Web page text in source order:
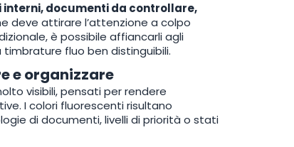
interni, documenti da controllare,
deve attirare l’attenzione a colpo
è possibile affiancarli agli
fluo ben distinguibili.
e organizzare
visibili, pensati per rendere
I colori fluorescenti risultano
di documenti, livelli di priorità o stati